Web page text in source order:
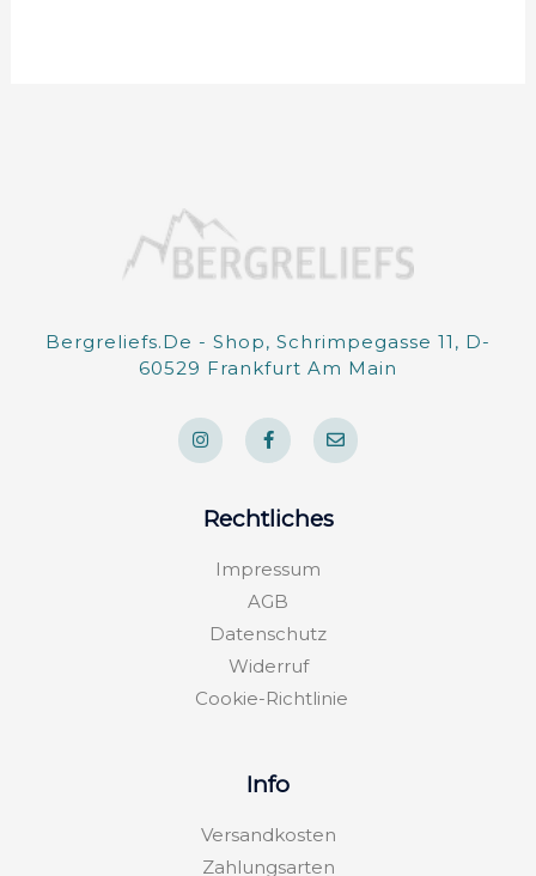
Bergreliefs.de - Shop, Schrimpegasse 11, D-
60529 Frankfurt Am Main
I
n
s
t
r
F
a
c
e
o
o
f
E
n
v
e
Rechtliches
Impressum
AGB
Datenschutz
Widerruf
Cookie-Richtlinie
Info
Versandkosten
Zahlungsarten